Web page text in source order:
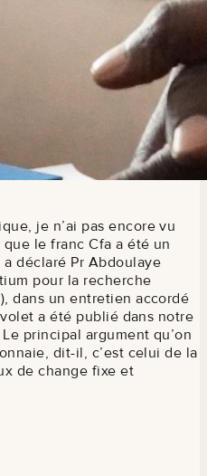
je n’ai pas encore vu
le franc Cfa a été un
déclaré Pr Abdoulaye
pour la recherche
dans un entretien accordé
a été publié dans notre
principal argument qu’on
dit-il, c’est celui de la
de change fixe et